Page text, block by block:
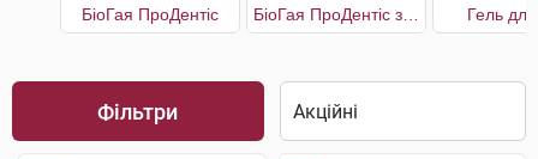
БіоГая ПроДентіс Гель
Фільтри